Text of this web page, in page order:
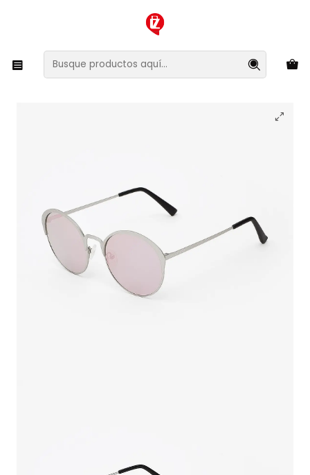
XMAS SALE ¡Compra antes de que la oferta termine!
Lentes y Accesorios Lentes de Sol
Lentes de Sol Hawkers Fairfax FAF03